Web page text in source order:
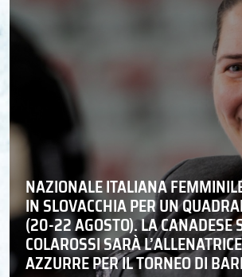
NAZIONALE ITALIANA
IN SLOVACCHIA PER UN
(20-22 AGOSTO). LA CANADESE
COLAROSSI SARÀ
AZZURRE PER IL TORNEO DI